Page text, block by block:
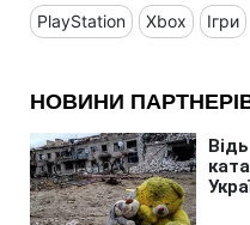
PlayStation Xbox Ігри